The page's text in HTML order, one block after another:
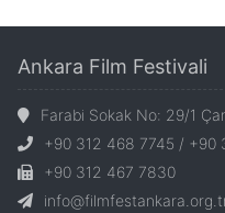
Ankara Film Festivali
Farabi Sokak No: 29/1
+90 312 468 7745 / +90
+90 312 467 7830